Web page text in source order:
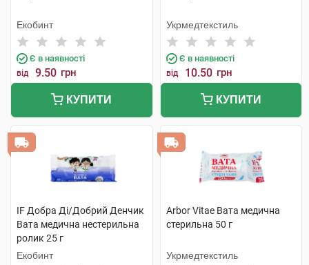
Екобинт
Є в наявності
від 9.50 грн
КУПИТИ
Укрмедтекстиль
Є в наявності
від 10.50 грн
КУПИТИ
IF Добра Ді/Добрий Денчик
Вата медична нестерильна
ролик 25 г
Екобинт
Arbor Vitae Вата медична
стерильна 50 г
Укрмедтекстиль